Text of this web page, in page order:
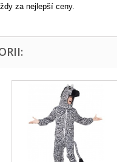
za nejlepší ceny.